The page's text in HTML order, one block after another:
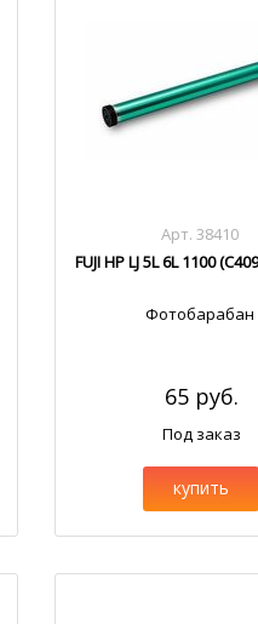
Арт. 38410
FUJI HP LJ 5L 6L 1100
Фотобарабан
65 руб.
Под заказ
купить